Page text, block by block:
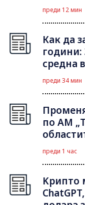
преди 12 мин
Как да
средна
преди 34 мин
по АМ
преди 1 час
Kрипто